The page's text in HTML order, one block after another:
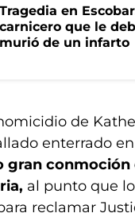
Tragedia en
carnicero que le
murió de un infarto
de
enterrado
gran conmoción
al punto que
reclamar